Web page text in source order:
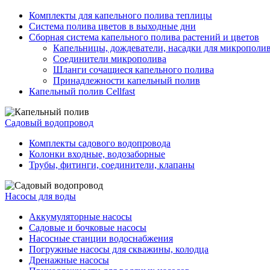
Комплекты для капельного полива теплицы
Система полива цветов в выходные дни
Сборная система капельного полива растений и цветов
Капельницы, дождеватели, насадки для
Соединители микрополива
Шланги сочащиеся капельного полива
Принадлежности капельный полив
Капельный полив Cellfast
Садовый водопровод
Комплекты садового водопровода
Колонки входные, водозаборные
Трубы, фитинги, соединители, клапаны
Насосы для воды
Аккумуляторные насосы
Садовые и бочковые насосы
Насосные станции водоснабжения
Погружные насосы для скважины, колодца
Дренажные насосы